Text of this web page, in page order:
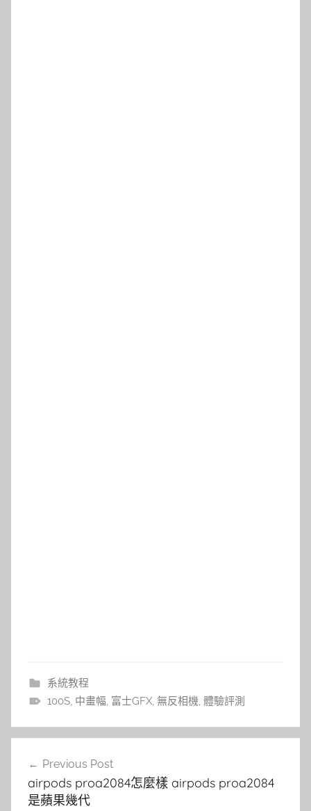
系統教程
100S, 中畫幅, 富士GFX, 無反相機, 體驗評測
導
Previous Post
airpods proa2084怎麼樣 airpods proa2084
是蘋果幾代